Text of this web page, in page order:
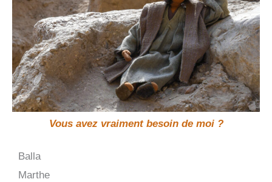
Vous avez vraiment besoin de moi ?
Balla
Marthe